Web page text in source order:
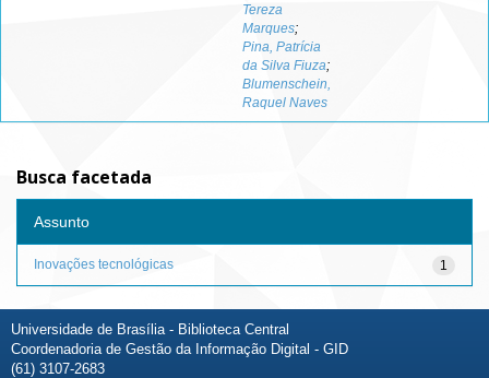
Tereza
Marques;
Pina, Patrícia
da Silva Fiuza;
Blumenschein,
Raquel Naves
Busca facetada
Assunto
1
Inovações tecnológicas
Universidade de Brasília - Biblioteca Central
Coordenadoria de Gestão da Informação Digital - GID
(61) 3107-2683